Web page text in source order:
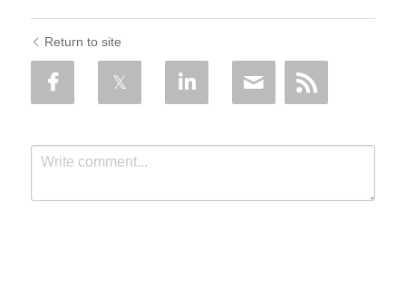
Return to site